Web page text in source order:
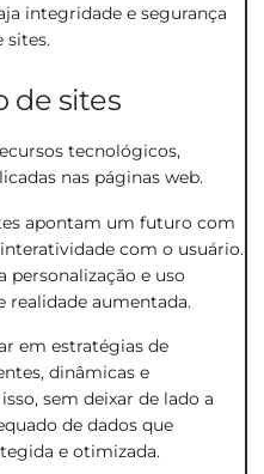
integridade e segurança
sites.
de sites
tecnológicos,
nas páginas web.
apontam um futuro com
com o usuário.
personalização e uso
realidade aumentada.
em estratégias de
dinâmicas e
sem deixar de lado a
de dados que
e otimizada.